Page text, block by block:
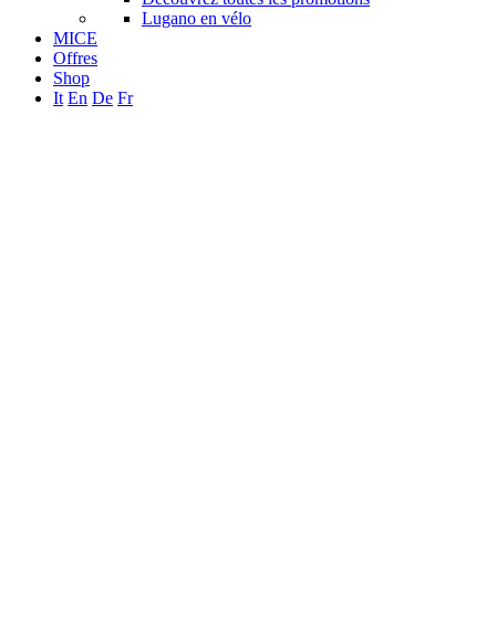
Lugano en vélo
MICE
Offres
Shop
It En De Fr